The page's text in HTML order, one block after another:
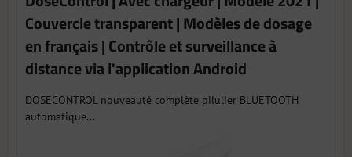
Couvercle transparent | Modèles de dosage
en français | Contrôle et surveillance à
distance via l'application Android
DOSECONTROL nouveauté complète pilulier BLUETOOTH
automatique...